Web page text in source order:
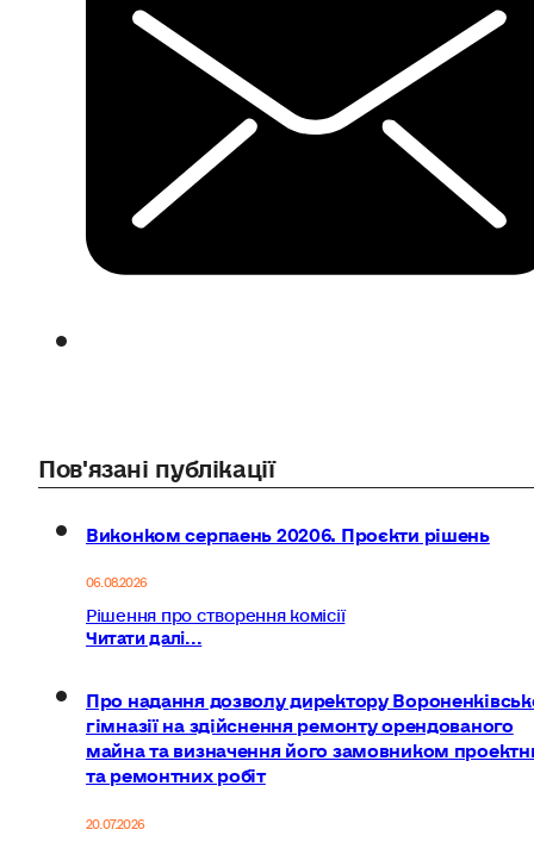
Пов'язані публікації
Виконком серпаень 20206. Проєкти рішень
06.08.2026
Рішення про створення комісії
Читати далі...
Про надання дозволу директору
гімназії на здійснення ремонту орендованого
майна та визначення його замовником
та ремонтних робіт
20.07.2026